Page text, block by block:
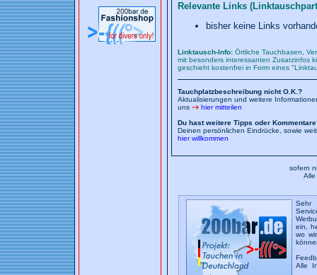
Relevante Links
bisher keine Links
Linktausch-Info: Örtliche Tauchbasen,
mit besonders interessanten Zusatzinfos
geschieht kostenfrei in Form eines
Tauchplatzbeschreibung nicht O.K.?
Aktualisierungen und weitere
uns
hier mitteilen
Du hast weitere Tipps oder
Deinen persönlichen Eindrücke, sowie
hier willkommen
sofern
Alle
Sehr
ein,
wo
Alle